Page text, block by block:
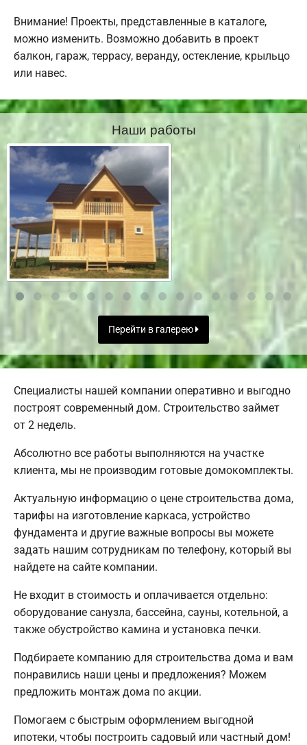
Внимание! Проекты, представленные в каталоге,
можно изменить. Возможно добавить в проект
балкон, гараж, террасу, веранду, остекление, крыльцо
или навес.
Наши работы
Перейти в галерею
Специалисты нашей компании оперативно и выгодно
построят современный дом. Строительство займет
от 2 недель.
Абсолютно все работы выполняются на участке
клиента, мы не производим готовые домокомплекты.
Актуальную информацию о цене строительства дома,
тарифы на изготовление каркаса, устройство
фундамента и другие важные вопросы вы можете
задать нашим сотрудникам по телефону, который вы
найдете на сайте компании.
Не входит в стоимость и оплачивается отдельно:
оборудование санузла, бассейна, сауны, котельной, а
также обустройство камина и установка печки.
Подбираете компанию для строительства дома и вам
понравились наши цены и предложения? Можем
предложить монтаж дома по акции.
Помогаем с быстрым оформлением выгодной
ипотеки, чтобы построить садовый или частный дом!